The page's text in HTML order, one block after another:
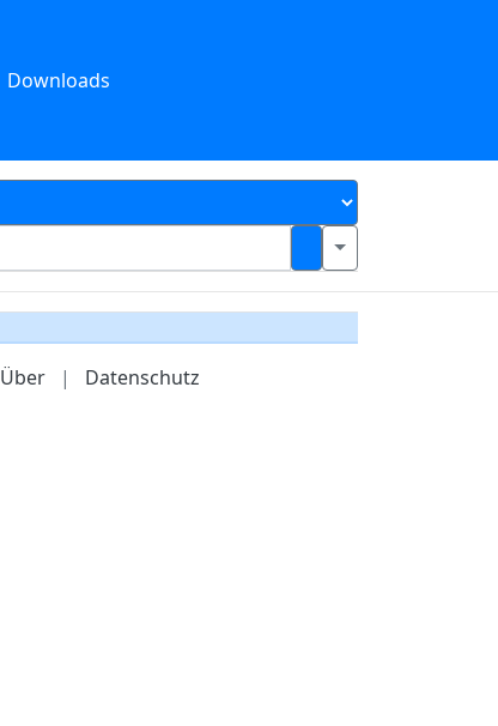
Downloads
Über | Datenschutz